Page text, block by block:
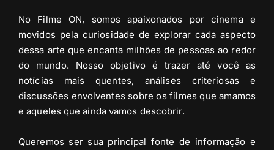
No Filme ON, somos apaixonados por cinema e
movidos pela curiosidade de explorar cada aspecto
dessa arte que encanta milhões de pessoas ao redor
do mundo. Nosso objetivo é trazer até você as
notícias mais quentes, análises criteriosas e
discussões envolventes sobre os filmes que amamos
e aqueles que ainda vamos descobrir.
Queremos ser sua principal fonte de informação e